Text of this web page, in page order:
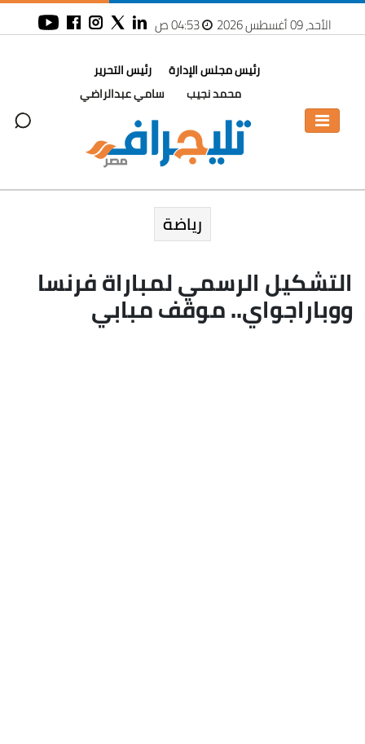
الأحد، 09 أغسطس 2026 04:53 ص
رئيس مجلس الإدارة
محمد نجيب
رئيس التحرير
سامي عبدالراضي
رياضة
التشكيل الرسمي لمباراة فرنسا
ووباراجواي.. موقف مبابي